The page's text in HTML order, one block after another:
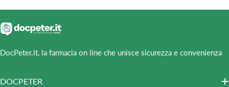
DocPeter.it, la farmacia on line che unisce sicurezza e convenienza
DOCPETER